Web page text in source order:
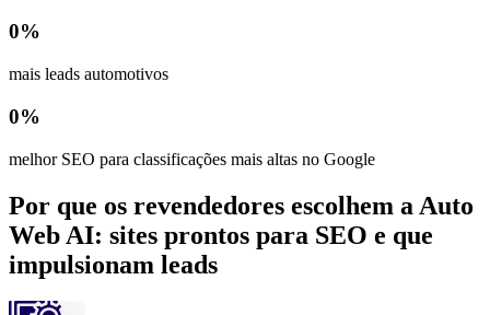
0%
mais leads automotivos
0%
melhor SEO para classificações mais altas no Google
Por que os revendedores escolhem a Auto
Web AI: sites prontos para SEO e que
impulsionam leads